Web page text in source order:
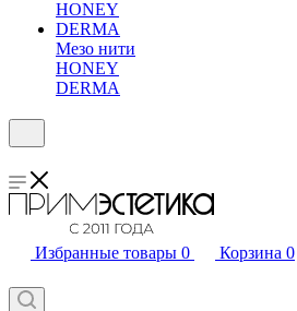
Мезо нити
HONEY
DERMA
Избранные товары 0 Корзина 0